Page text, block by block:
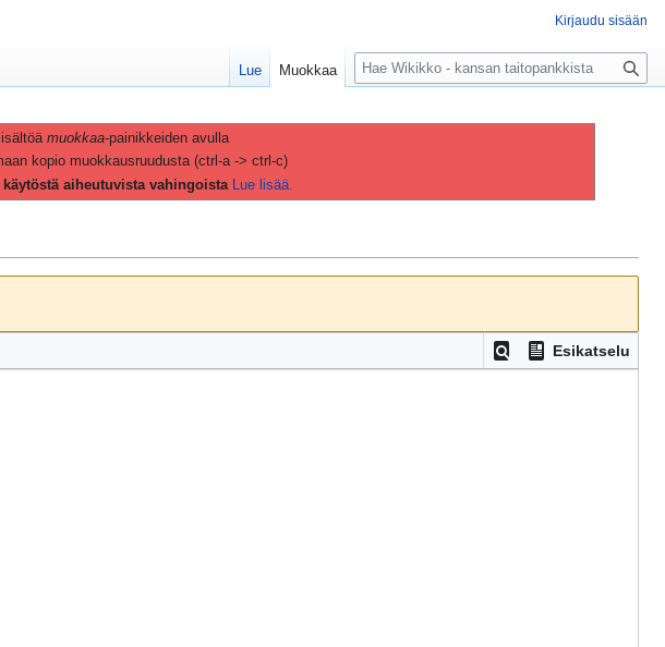
muokkaa-painikkeiden avulla
kopio muokkausruudusta (ctrl-a -> ctrl-c)
aiheutuvista vahingoista Lue lisää.
Esikatselu
Kirjaudu sisään
Lue Muokkaa
H
a